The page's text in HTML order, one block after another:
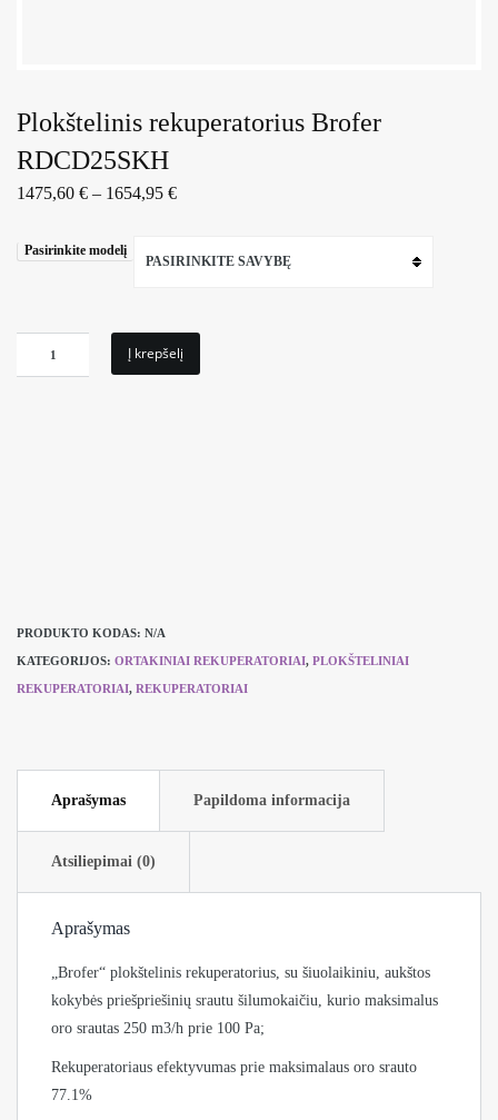
Plokštelinis rekuperatorius Brofer
RDCD25SKH
1475,60 € – 1654,95 €
Pasirinkite modelį
PASIRINKITE SAVYBĘ
kiekis:
Į krepšelį
PRODUKTO KODAS: N/A
KATEGORIJOS: ORTAKINIAI REKUPERATORIAI, PLOKŠTELINIAI
REKUPERATORIAI, REKUPERATORIAI
Aprašymas Papildoma informacija
Atsiliepimai (0)
Aprašymas
„Brofer“ plokštelinis rekuperatorius, su šiuolaikiniu, aukštos
kokybės priešpriešinių srautu šilumokaičiu, kurio maksimalus
oro srautas 250 m3/h prie 100 Pa;
Rekuperatoriaus efektyvumas prie maksimalaus oro srauto
77.1%